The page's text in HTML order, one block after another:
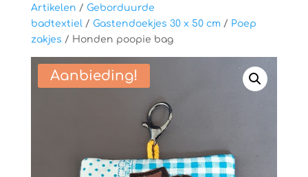
Artikelen / Geborduurde
badtextiel/ Gastendoekjes 30 x 50 cm / Poep
zakjes / Honden poopie bag
Aanbieding!